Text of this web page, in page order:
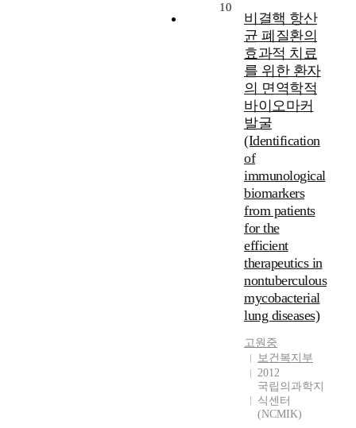
10
비결핵 항산
균 폐질환의
효과적 치료
를 위한 환자
의 면역학적
바이오마커
발굴
(Identification
of
immunological
biomarkers
from patients
for the
efficient
therapeutics in
nontuberculous
mycobacterial
lung diseases)
고원중
보건복지부
2012
국립의과학지
식센터
(NCMIK)